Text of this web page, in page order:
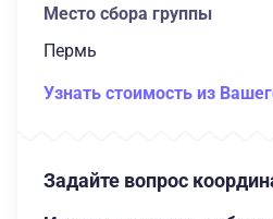
Место сбора группы
Пермь
Узнать стоимость из
Задайте вопрос